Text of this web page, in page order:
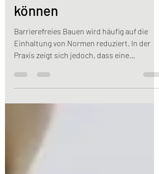
Planer sie vermeiden
können
Barrierefreies Bauen wird häufig auf die
Einhaltung von Normen reduziert. In der
Praxis zeigt sich jedoch, dass eine
Gerichtssachverständige für barrierefreies
und altersgerechtes Bauen se he ich immer
wieder dieselben Fehler. Sie führen zu